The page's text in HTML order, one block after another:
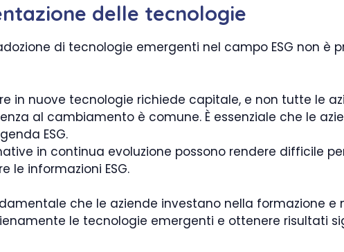
delle tecnologie
di tecnologie emergenti nel campo ESG non è
in nuove tecnologie richiede capitale, e non tutte le
al cambiamento è comune. È essenziale che le
ESG.
in continua evoluzione possono rendere difficile
le informazioni ESG.
che le aziende investano nella formazione e
le tecnologie emergenti e ottenere risultati